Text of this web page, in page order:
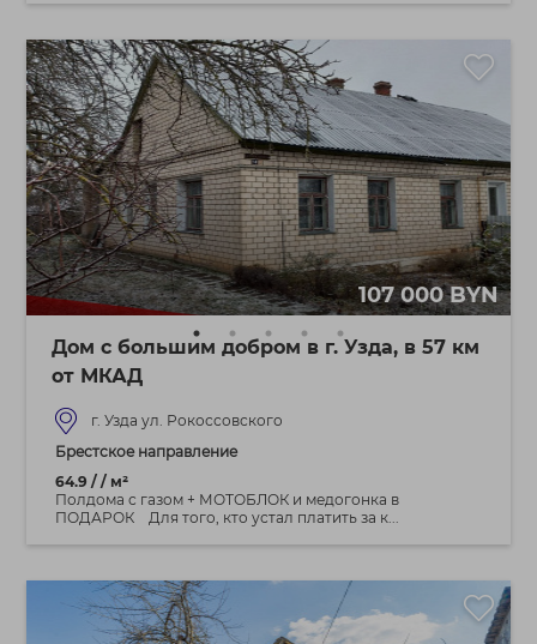
107 000 BYN
Дом с большим добром в г. Узда, в 57 км
от МКАД
г. Узда ул. Рокоссовского
Брестское направление
64.9 / / м²
Полдома с газом + МОТОБЛОК и медогонка в
ПОДАРОК Для того, кто устал платить за к...